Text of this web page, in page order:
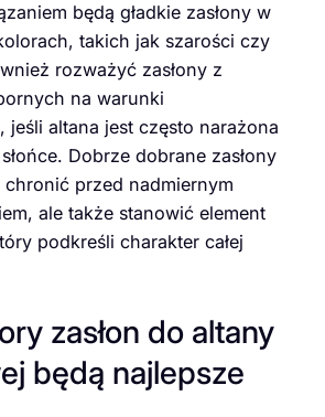
będą gładkie zasłony w
takich jak szarości czy
rozważyć zasłony z
na warunki
jeśli altana jest często narażona
Dobrze dobrane zasłony
przed nadmiernym
ale także stanowić element
podkreśli charakter całej
zasłon do altany
będą najlepsze